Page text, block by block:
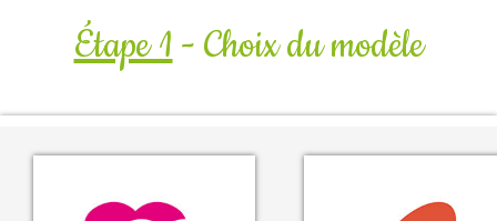
Étape 1- Choix du modèle